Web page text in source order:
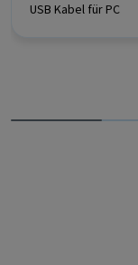
USB Kabel für PC